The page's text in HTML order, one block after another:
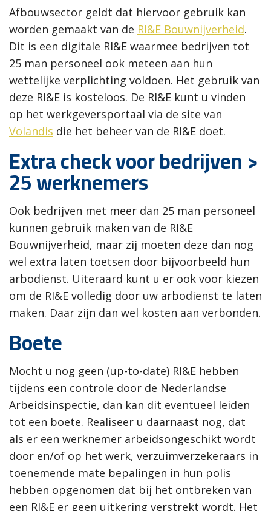
Afbouwsector geldt dat hiervoor gebruik kan
worden gemaakt van de RI&E Bouwnijverheid.
Dit is een digitale RI&E waarmee bedrijven tot
25 man personeel ook meteen aan hun
wettelijke verplichting voldoen. Het gebruik van
deze RI&E is kosteloos. De RI&E kunt u vinden
op het werkgeversportaal via de site van
Volandis die het beheer van de RI&E doet.
Extra check voor bedrijven >
25 werknemers
Ook bedrijven met meer dan 25 man personeel
kunnen gebruik maken van de RI&E
Bouwnijverheid, maar zij moeten deze dan nog
wel extra laten toetsen door bijvoorbeeld hun
arbodienst. Uiteraard kunt u er ook voor kiezen
om de RI&E volledig door uw arbodienst te laten
maken. Daar zijn dan wel kosten aan verbonden.
Boete
Mocht u nog geen (up-to-date) RI&E hebben
tijdens een controle door de Nederlandse
Arbeidsinspectie, dan kan dit eventueel leiden
tot een boete. Realiseer u daarnaast nog, dat
als er een werknemer arbeidsongeschikt wordt
door en/of op het werk, verzuimverzekeraars in
toenemende mate bepalingen in hun polis
hebben opgenomen dat bij het ontbreken van
een RI&E er geen uitkering verstrekt wordt. Het